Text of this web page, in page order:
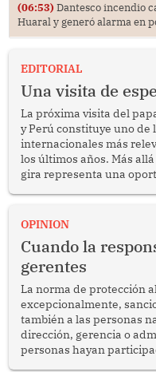
(06:53) Dantesco incendio
Huaral y generó alarma en
EDITORIAL
Una visita de
La próxima visita del
y Perú constituye uno de
internacionales más
los últimos años. Más
gira representa una
enfrenta desafíos en
OPINION
Cuando la
gerentes
La norma de protección
excepcionalmente,
también a las personas
dirección, gerencia o
personas hayan